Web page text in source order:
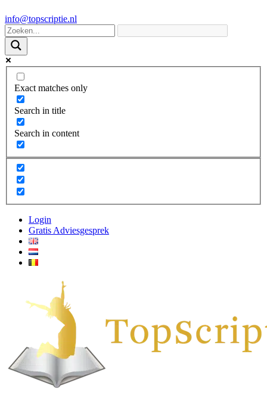
info@topscriptie.nl
Exact matches only
Search in title
Search in content
Login
Gratis Adviesgesprek